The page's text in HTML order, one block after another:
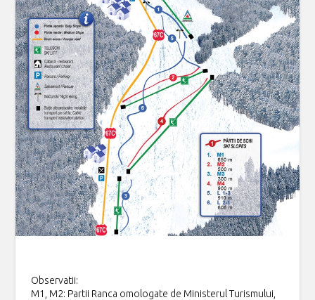
Observatii:
M1, M2: Partii Ranca omologate de Ministerul Turismului,